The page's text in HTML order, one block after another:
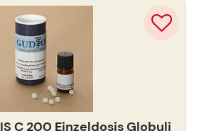
C 200 Einzeldosis Globuli